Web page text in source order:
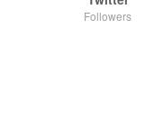
Followers